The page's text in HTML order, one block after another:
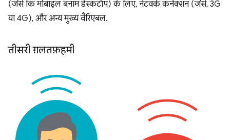
(जैसे कि मोबाइल बनाम डेस्कटॉप) के लिए, नेटवर्क कनेक्शन (जैसे, 3G
या 4G), और अन्य मुख्य वैरिएबल.
तीसरी ग़लतफ़हमी